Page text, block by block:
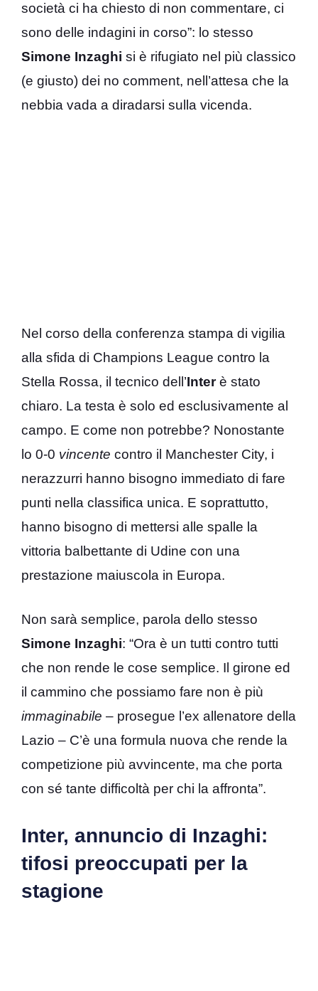
società ci ha chiesto di non commentare, ci
sono delle indagini in corso”: lo stesso
Simone Inzaghi si è rifugiato nel più classico
(e giusto) dei no comment, nell’attesa che la
nebbia vada a diradarsi sulla vicenda.
Nel corso della conferenza stampa di vigilia
alla sfida di Champions League contro la
Stella Rossa, il tecnico dell’Interè stato
chiaro. La testa è solo ed esclusivamente al
campo. E come non potrebbe? Nonostante
lo 0-0 vincente contro il Manchester City, i
nerazzurri hanno bisogno immediato di fare
punti nella classifica unica. E soprattutto,
hanno bisogno di mettersi alle spalle la
vittoria balbettante di Udine con una
prestazione maiuscola in Europa.
Non sarà semplice, parola dello stesso
Simone Inzaghi: “Ora è un tutti contro tutti
che non rende le cose semplice. Il girone ed
il cammino che possiamo fare non è più
immaginabile – prosegue l’ex allenatore della
Lazio – C’è una formula nuova che rende la
competizione più avvincente, ma che porta
con sé tante difficoltà per chi la affronta”.
Inter, annuncio di Inzaghi:
tifosi preoccupati per la
stagione